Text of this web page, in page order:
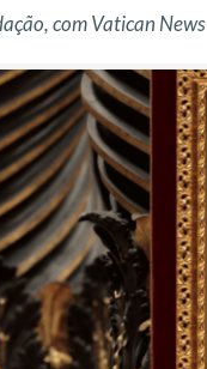
com Vatican News